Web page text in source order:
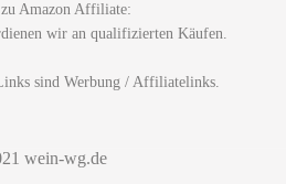
Amazon Affiliate:
wir an qualifizierten Käufen.
sind Werbung / Affiliatelinks.
wein-wg.de